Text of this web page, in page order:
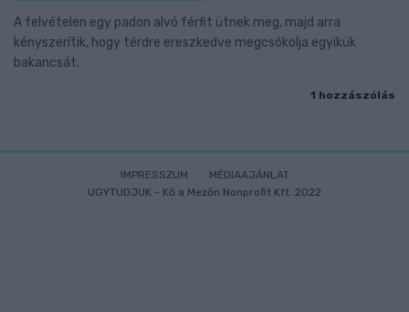
A felvételen egy padon alvó férfit ütnek meg, majd arra
kényszerítik, hogy térdre ereszkedve megcsókolja egyikük
bakancsát.
1 hozzászólás
IMPRESSZUM
MÉDIAAJÁNLAT
UGYTUDJUK - Kő a Mezőn Nonprofit Kft. 2022